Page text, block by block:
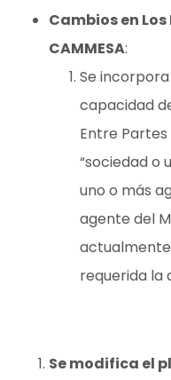
Cambios en
CAMMESA:
Se
capacidad
Entre
“sociedad o
uno o más
agente del
requerida la
Se modifica el